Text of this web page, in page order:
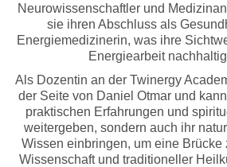
Neurowissenschaftler und
sie ihren Abschluss als
Energiemedizinerin, was ihre
Energiearbeit
Als Dozentin an der Twinergy
der Seite von Daniel Otmar und
praktischen Erfahrungen und
weitergeben, sondern auch ihr
Wissen einbringen, um eine Brücke
Wissenschaft und traditioneller